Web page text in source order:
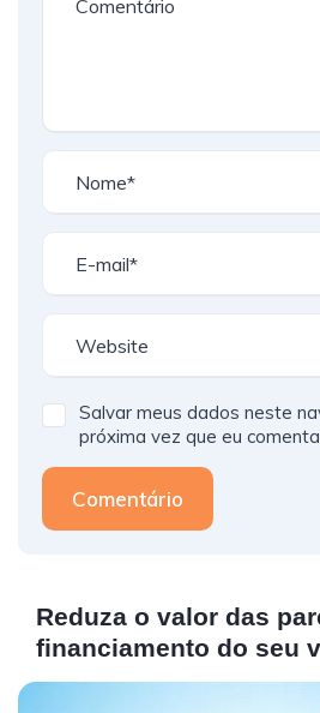
Salvar meus dados neste
próxima vez que eu
Comentário
Reduza o valor das
financiamento do seu